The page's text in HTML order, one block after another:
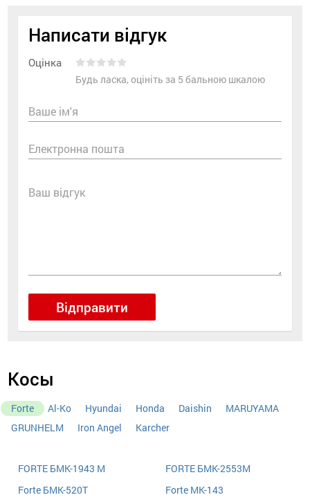
Написати відгук
Оцінка
Будь ласка, оцініть за 5 бальною шкалою
Ваше ім'я
Електронна пошта
Ваш відгук
Відправити
Косы
Forte Al-Ko Hyundai Honda Daishin
MARUYAMA
GRUNHELM
Iron Angel Karcher
FORTE БMK-1943 M
FORTE БМК-2553M
Forte БMK-520Т
Forte MK-143